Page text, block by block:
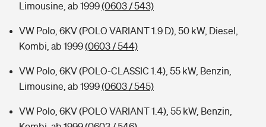
Limousine, ab 1999(0603 / 543)
VW Polo, 6KV (POLO VARIANT 1.9 D), 50 kW, Diesel,
Kombi, ab 1999(0603 / 544)
VW Polo, 6KV (POLO-CLASSIC 1.4), 55 kW, Benzin,
Limousine, ab 1999(0603 / 545)
VW Polo, 6KV (POLO VARIANT 1.4), 55 kW, Benzin,